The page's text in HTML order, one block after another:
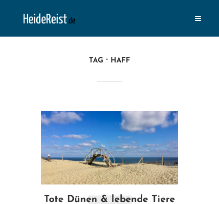
TAG HAFF
Tote Dünen & lebende Tiere